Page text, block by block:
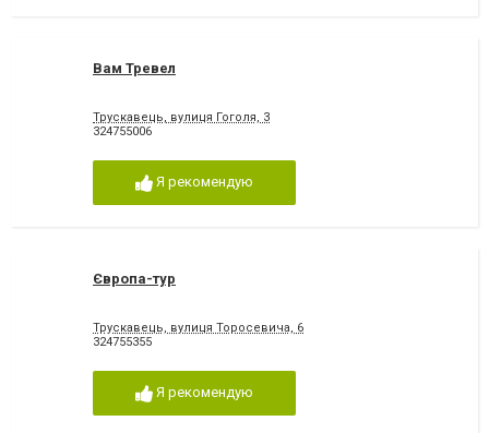
Вам Тревел
Трускавець, вулиця Гоголя, 3
324755006
Я рекомендую
Європа-тур
Трускавець, вулиця Торосевича, 6
324755355
Я рекомендую